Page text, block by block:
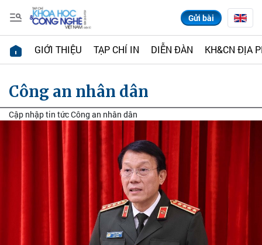
Gửi bài
GIỚI THIỆU TẠP CHÍ IN DIỄN ĐÀN KH&CN ĐỊA
Công an nhân dân
Cập nhập tin tức Công an nhân dân